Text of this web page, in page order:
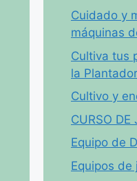
Cuidado y
máquinas
Cultiva tus
la
Cultivo y
CURSO DE
Equipo de
Equipos de